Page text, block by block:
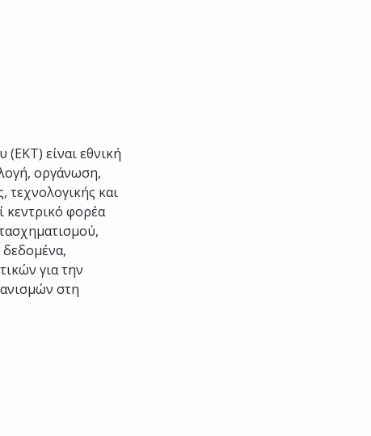
είναι εθνική
οργάνωση,
τεχνολογικής και
κεντρικό φορέα
για την
στη